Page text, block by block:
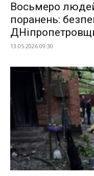
Восьмеро
поранень:
13.05.2026 09:30